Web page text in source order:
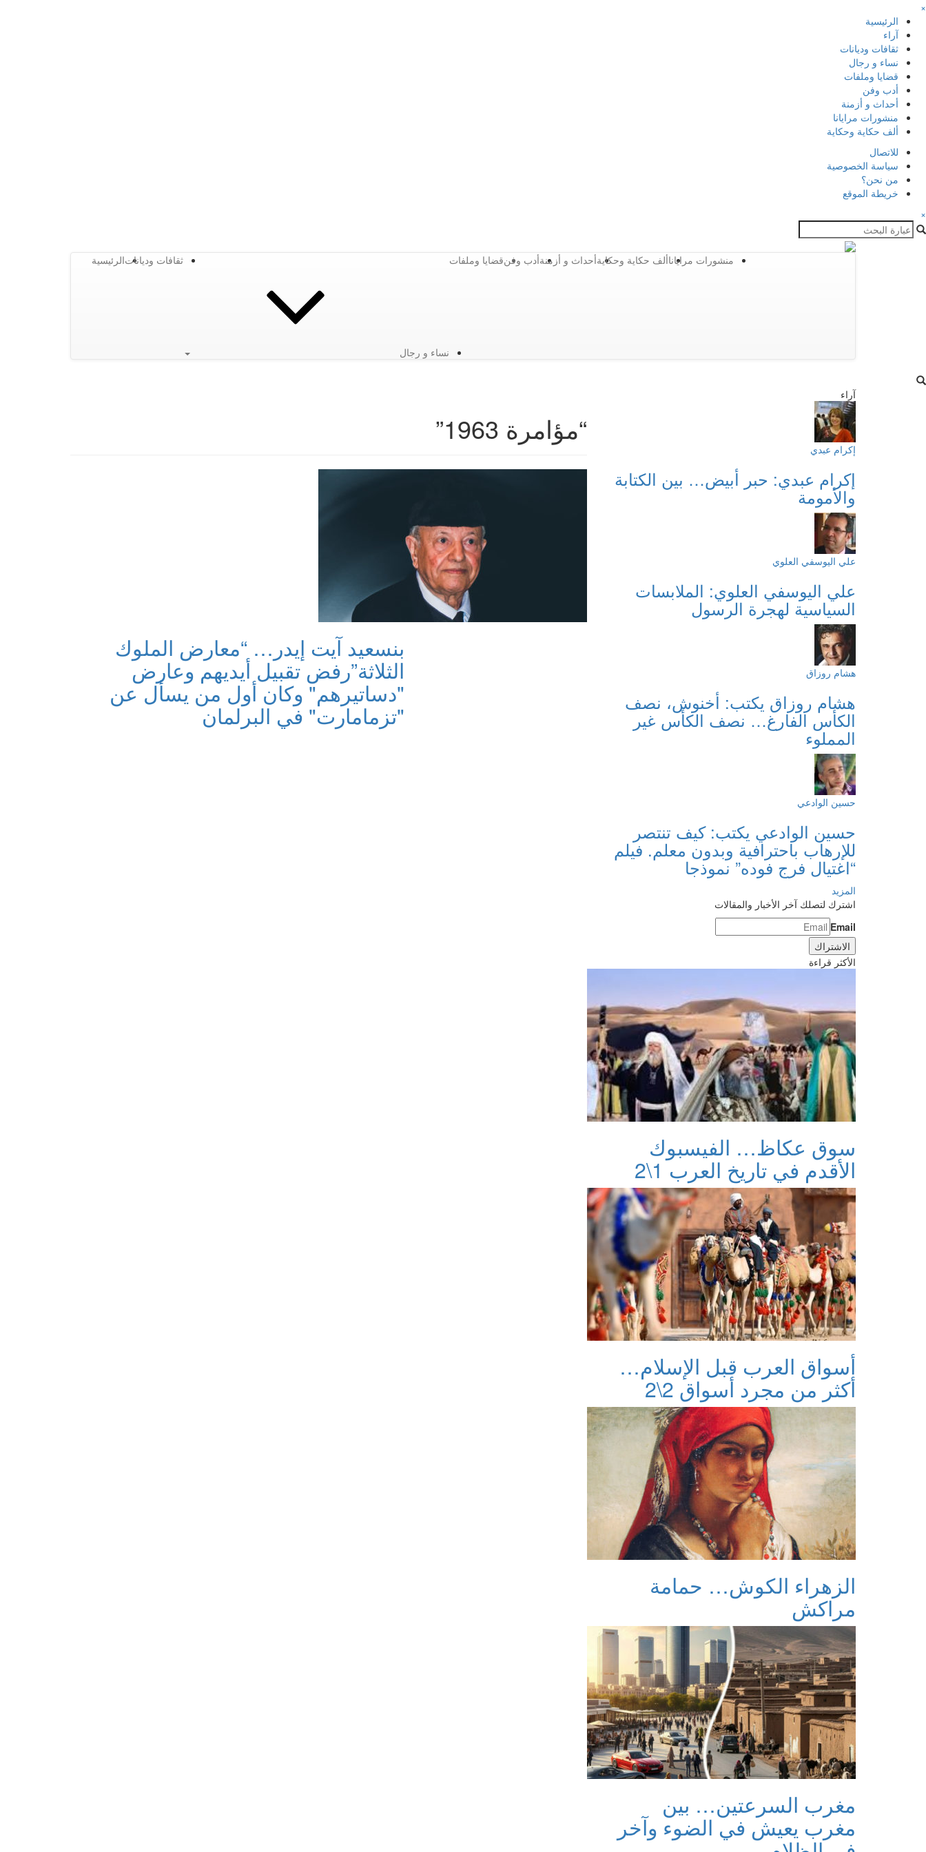
×
الرئيسية
آراء
ثقافات وديانات
نساء و رجال
قضايا وملفات
أدب وفن
أحداث و أزمنة
منشورات مرايانا
ألف حكاية وحكاية
للاتصال
سياسة الخصوصية
من نحن؟
خريطة الموقع
×
الرئيسيةثقافات وديانات
نساء و رجال
قضايا وملفاتأدب وفنأحداث و أزمنةألف حكاية وحكايةمنشورات مرايانا
“مؤامرة 1963”
بنسعيد آيت إيدر… “معارض الملوك
الثلاثة”رفض تقبيل أيديهم وعارض
"دساتيرهم" وكان أول من يسأل عن
"تزمامارت" في البرلمان
آراء
إكرام عبدي
إكرام عبدي: حبر أبيض… بين الكتابة
والأمومة
علي اليوسفي العلوي
علي اليوسفي العلوي: الملابسات
السياسية لهجرة الرسول
هشام روزاق
هشام روزاق يكتب: أخنوش، نصف
الكأس الفارغ… نصف الكأس غير
المملوء
حسين الوادعي
حسين الوادعي يكتب: كيف تنتصر
للإرهاب باحترافية وبدون معلم. فيلم
“اغتيال فرج فوده” نموذجا
المزيد
اشترك لتصلك آخر الأخبار والمقالات
Email
الأكثر قراءة
سوق عكاظ… الفيسبوك
الأقدم في تاريخ العرب 1\2
أسواق العرب قبل الإسلام…
أكثر من مجرد أسواق 2\2
الزهراء الكوش… حمامة
مراكش
مغرب السرعتين… بين
مغرب يعيش في الضوء وآخر